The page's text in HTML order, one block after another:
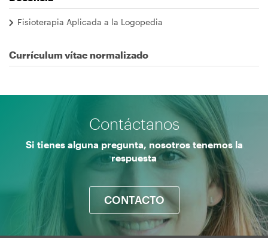
Fisioterapia Aplicada a la Logopedia
Currículum vítae normalizado
Contáctanos
Si tienes alguna pregunta, nosotros tenemos la
respuesta
CONTACTO